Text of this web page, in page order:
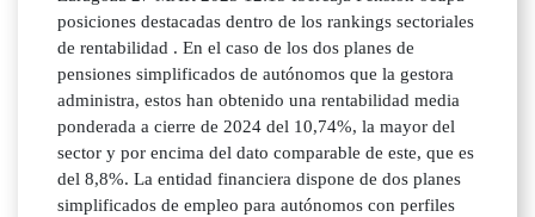
posiciones destacadas dentro de los rankings sectoriales
de rentabilidad . En el caso de los dos planes de
pensiones simplificados de autónomos que la gestora
administra, estos han obtenido una rentabilidad media
ponderada a cierre de 2024 del 10,74%, la mayor del
sector y por encima del dato comparable de este, que es
del 8,8%. La entidad financiera dispone de dos planes
simplificados de empleo para autónomos con perfiles